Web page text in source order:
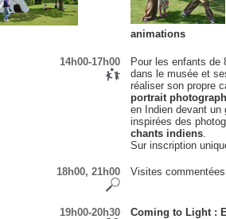
animations
14h00-17h00
Pour les enfants de
dans le musée et
réaliser son propre
portrait
en Indien devant
inspirées des
chants indiens.
Sur inscription
18h00, 21h00 Visites
19h00-20h30
Coming to Light :